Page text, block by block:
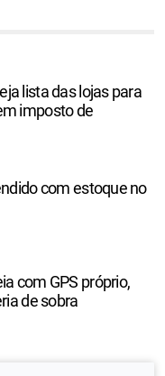
lista das lojas para
imposto de
com estoque no
com GPS próprio,
de sobra